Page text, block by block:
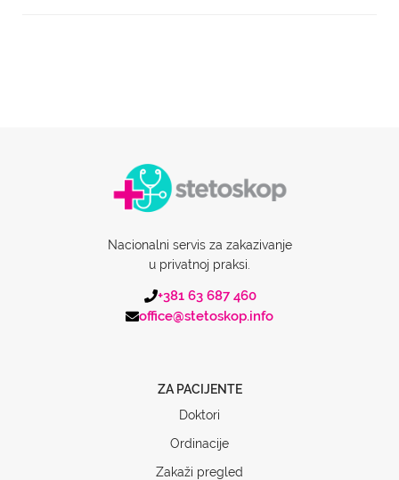
Nacionalni servis za zakazivanje
u privatnoj praksi.
+381 63 687 460
office@stetoskop.info
ZA PACIJENTE
Doktori
Ordinacije
Zakaži pregled